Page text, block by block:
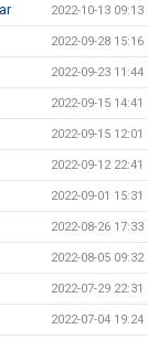
2022-10-13 09:13
2022-09-28 15:16
2022-09-23 11:44
2022-09-15 14:41
2022-09-15 12:01
2022-09-12 22:41
2022-09-01 15:31
2022-08-26 17:33
2022-08-05 09:32
2022-07-29 22:31
2022-07-04 19:24